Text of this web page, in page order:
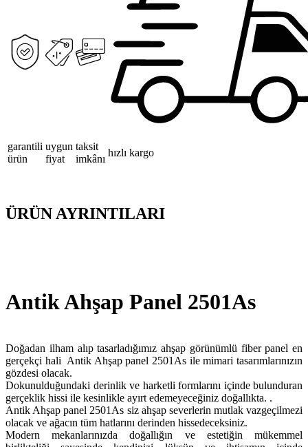
garantili
ürün
uygun
fiyat
taksit
imkânı
hızlı kargo
ÜRÜN AYRINTILARI
Antik Ahşap Panel 2501As
Doğadan ilham alıp tasarladığımız ahşap görünümlü fiber panel en
gerçekçi hali Antik Ahşap panel 2501As ile mimari tasarımlarınızın
gözdesi olacak.
Dokunulduğundaki derinlik ve harketli formlarını içinde bulunduran
gerçeklik hissi ile kesinlikle ayırt edemeyeceğiniz doğallıkta. .
Antik Ahşap panel 2501As siz ahşap severlerin mutlak vazgeçilmezi
olacak ve ağacın tüm hatlarını derinden hissedeceksiniz.
Modern mekanlarınızda doğallığın ve estetiğin mükemmel